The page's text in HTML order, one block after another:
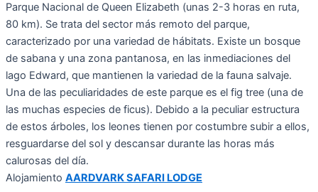
Parque Nacional de Queen Elizabeth (unas 2-3 horas en ruta,
80 km). Se trata del sector más remoto del parque,
caracterizado por una variedad de hábitats. Existe un bosque
de sabana y una zona pantanosa, en las inmediaciones del
lago Edward, que mantienen la variedad de la fauna salvaje.
Una de las peculiaridades de este parque es el fig tree (una de
las muchas especies de ficus). Debido a la peculiar estructura
de estos árboles, los leones tienen por costumbre subir a ellos,
resguardarse del sol y descansar durante las horas más
calurosas del día.
Alojamiento AARDVARK SAFARI LODGE